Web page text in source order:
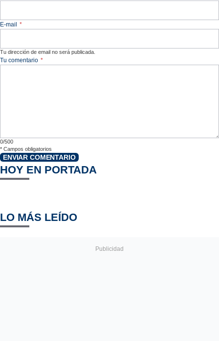
E-mail *
Tu dirección de email no será publicada.
Tu comentario *
0/500
* Campos obligatorios
ENVIAR COMENTARIO
HOY EN PORTADA
LO MÁS LEÍDO